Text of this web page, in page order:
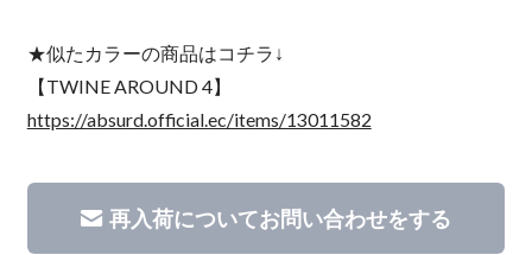
★似たカラーの商品はコチラ↓
【TWINE AROUND 4】
https://absurd.official.ec/items/13011582
再入荷についてお問い合わせをする